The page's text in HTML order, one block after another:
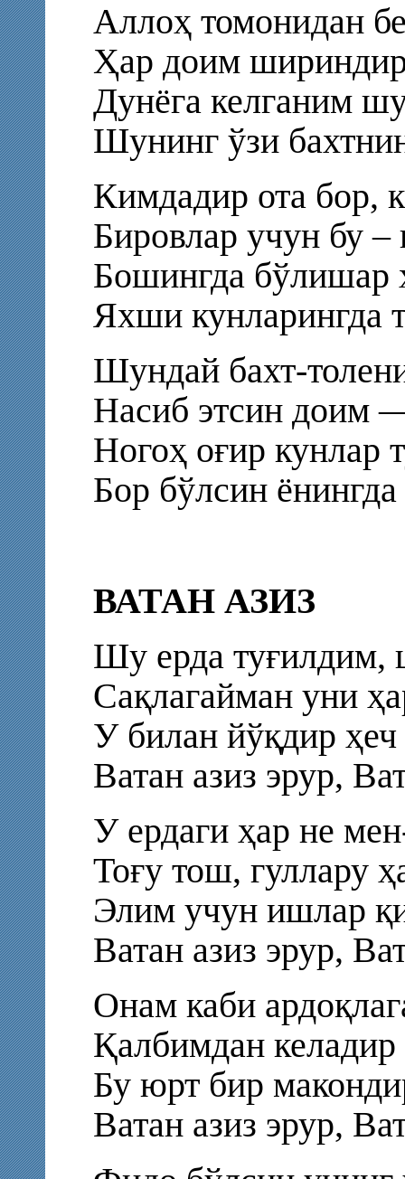
Аллоҳ томонидан
Ҳар доим
Дунёга келганим
Шунинг ўзи
Кимдадир ота бор,
Бировлар учун бу –
Бошингда бўлишар
Яхши кунларингда
Шундай бахт-
Насиб этсин доим
Ногоҳ оғир кунлар
Бор бўлсин
ВАТАН АЗИЗ
Шу ерда туғилдим,
Сақлагайман уни
У билан йўқдир
Ватан азиз эрур,
У ердаги ҳар не
Тоғу тош, гуллару
Элим учун ишлар
Ватан азиз эрур,
Онам каби
Қалбимдан
Бу юрт бир
Ватан азиз эрур,